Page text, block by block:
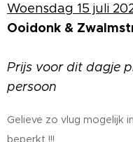
Woensdag 15 juli
Ooidonk &
Prijs voor dit dagje
persoon
Gelieve zo vlug mogelijk
beperkt !!!